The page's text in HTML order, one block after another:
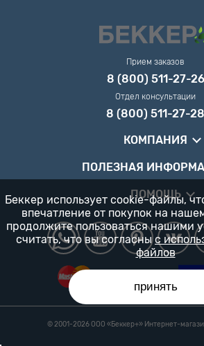
Прием заказов
8 (800) 511-27-26
Отдел консультации
8 (800) 511-27-28
КОМПАНИЯ
ПОЛЕЗНАЯ
ПОМОЩЬ
© 2001-2026 ООО «Беккер+» Интернет-
Беккер использует cookie-файлы,
впечатление от покупок на
продолжите пользоваться нашими
считать, что вы согласны с
файлов
принять